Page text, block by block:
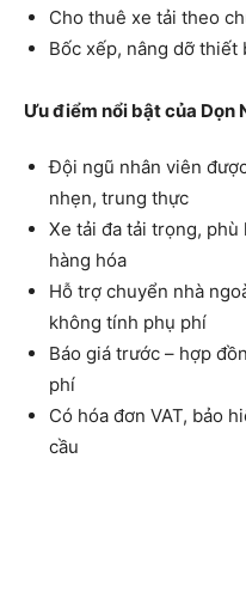
Cho thuê xe tải theo
Bốc xếp, nâng dỡ thiết
Ưu điểm nổi bật của Dọn
Đội ngũ nhân viên
nhẹn, trung thực
Xe tải đa tải trọng,
hàng hóa
Hỗ trợ chuyển nhà
không tính phụ phí
Báo giá trước – hợp
phí
Có hóa đơn VAT, bảo
cầu